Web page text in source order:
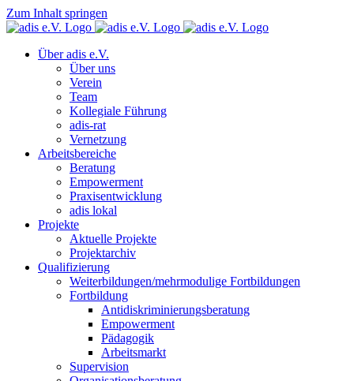
Zum Inhalt springen
Über adis e.V.
Über uns
Verein
Team
Kollegiale Führung
adis-rat
Vernetzung
Arbeitsbereiche
Beratung
Empowerment
Praxisentwicklung
adis lokal
Projekte
Aktuelle Projekte
Projektarchiv
Qualifizierung
Weiterbildungen/mehrmodulige Fortbildungen
Fortbildung
Antidiskriminierungsberatung
Empowerment
Pädagogik
Arbeitsmarkt
Supervision